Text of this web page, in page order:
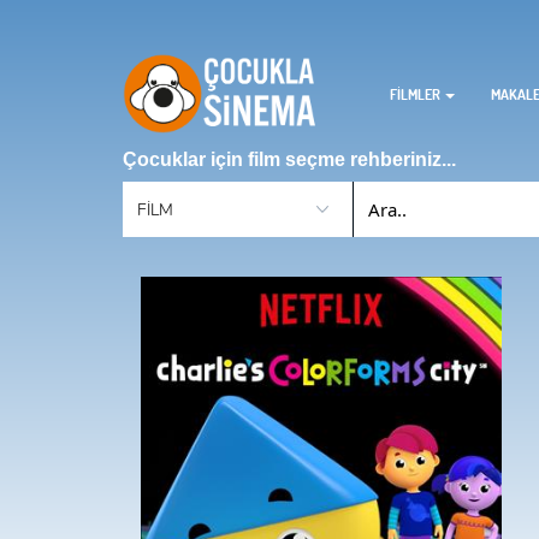
FİLMLER
Çocuklar için film seçme rehberiniz...